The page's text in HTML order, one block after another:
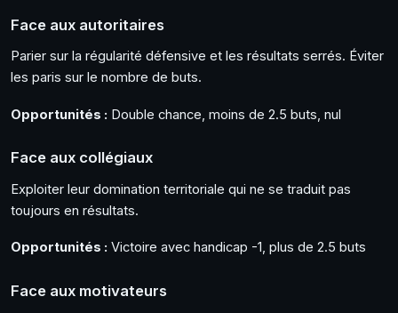
Face aux autoritaires
Parier sur la régularité défensive et les résultats serrés. Éviter
les paris sur le nombre de buts.
Opportunités : Double chance, moins de 2.5 buts, nul
Face aux collégiaux
Exploiter leur domination territoriale qui ne se traduit pas
toujours en résultats.
Opportunités : Victoire avec handicap -1, plus de 2.5 buts
Face aux motivateurs